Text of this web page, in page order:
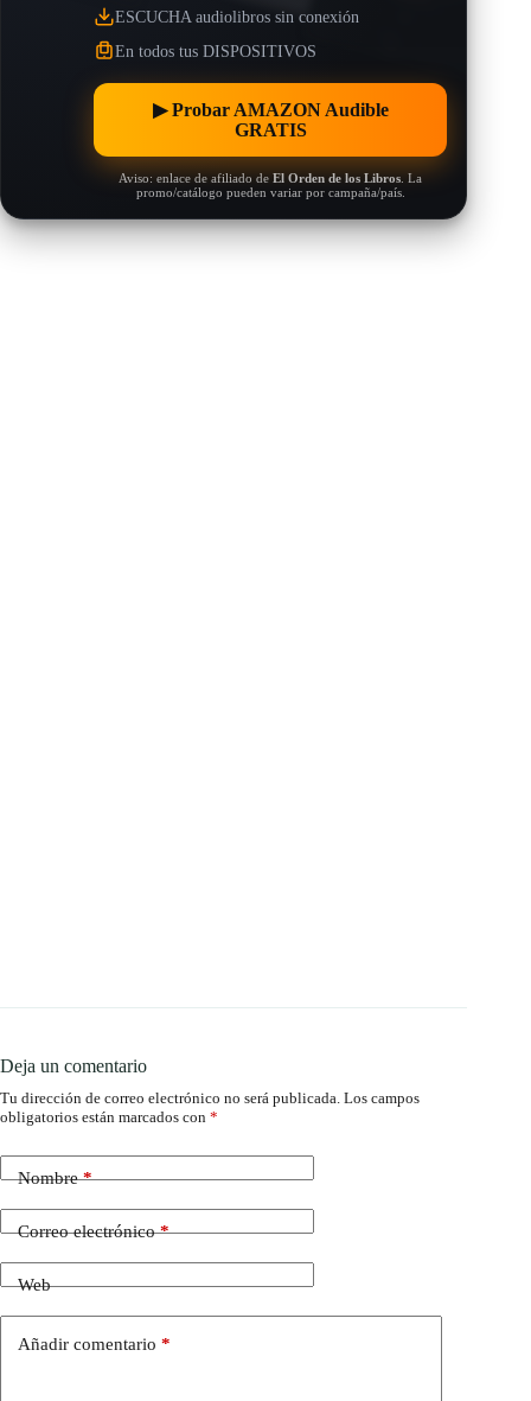
ESCUCHA audiolibros sin conexión
En todos tus DISPOSITIVOS
▶︎ Probar AMAZON Audible
GRATIS
Aviso: enlace de afiliado deEl Orden de los Libros . La
promo/catálogo pueden variar por campaña/país.
Deja un comentario
Tu dirección de correo electrónico no será publicada. Los campos
obligatorios están marcados con *
Nombre*
Correo electrónico*
Web
Añadir comentario *